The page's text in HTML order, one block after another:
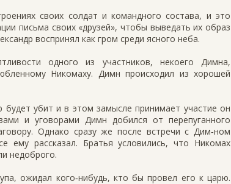
своих солдат и командного состава, и это
письма своих «друзей», чтобы выведать их образ
воспринял как гром среди ясного неба.
одного из участников, некоего Димна,
Никомаху. Димн происходил из хорошей
убит и в этом замысле принимает участие он
и уговорами Димн добился от перепуганного
Однако сразу же после встречи с Дим‑ном
ему рассказал. Братья условились, что Никомах
недоброго.
ожидал кого‑нибудь, кто бы провел его к царю.